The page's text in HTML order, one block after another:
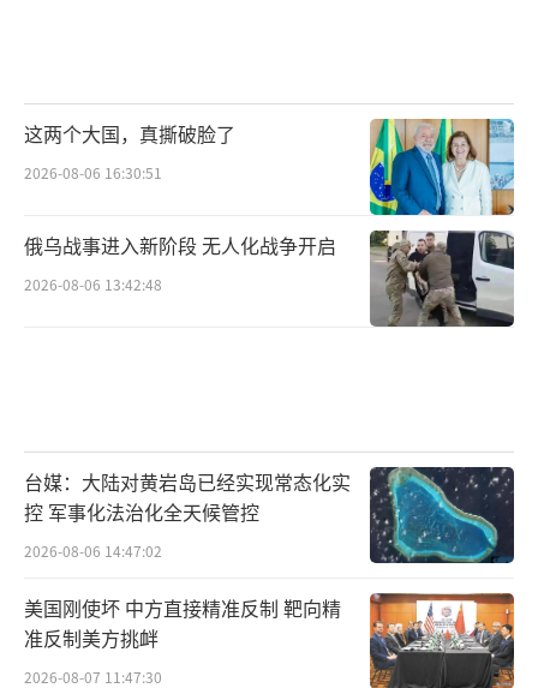
这两个大国，真撕破脸了
2026-08-06 16:30:51
俄乌战事进入新阶段 无人化战争开启
2026-08-06 13:42:48
台媒：大陆对黄岩岛已经实现常态化实
控 军事化法治化全天候管控
2026-08-06 14:47:02
美国刚使坏 中方直接精准反制 靶向精
准反制美方挑衅
2026-08-07 11:47:30